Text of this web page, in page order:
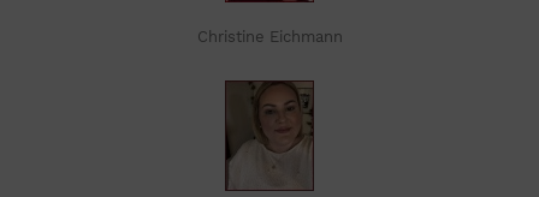
Christine Eichmann